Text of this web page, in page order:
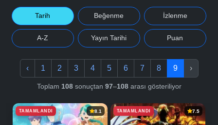
Tarih Beğenme İzlenme
A-Z Yayın Tarihi Puan
‹ 1 2 3 4 5 6 7 8 9 ›
Toplam 108sonuçtan 97–108arası gösteriliyor
TAMAMLANDI 8.1 TAMAMLANDI 7.5